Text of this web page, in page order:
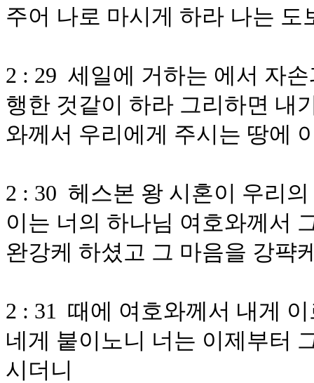
주어 나로 마시게 하라 나는 도
2 : 29 세일에 거하는 에서 자
행한 것같이 하라 그리하면 내
와께서 우리에게 주시는 땅에
2 : 30 헤스본 왕 시혼이 우리
이는 너의 하나님 여호와께서
완강케 하셨고 그 마음을 강퍅
2 : 31 때에 여호와께서 내게
네게 붙이노니 너는 이제부터
시더니